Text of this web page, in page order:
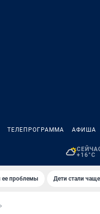
ТЕЛЕПРОГРАММА АФИША
+16°C
ее проблемы Дети стали